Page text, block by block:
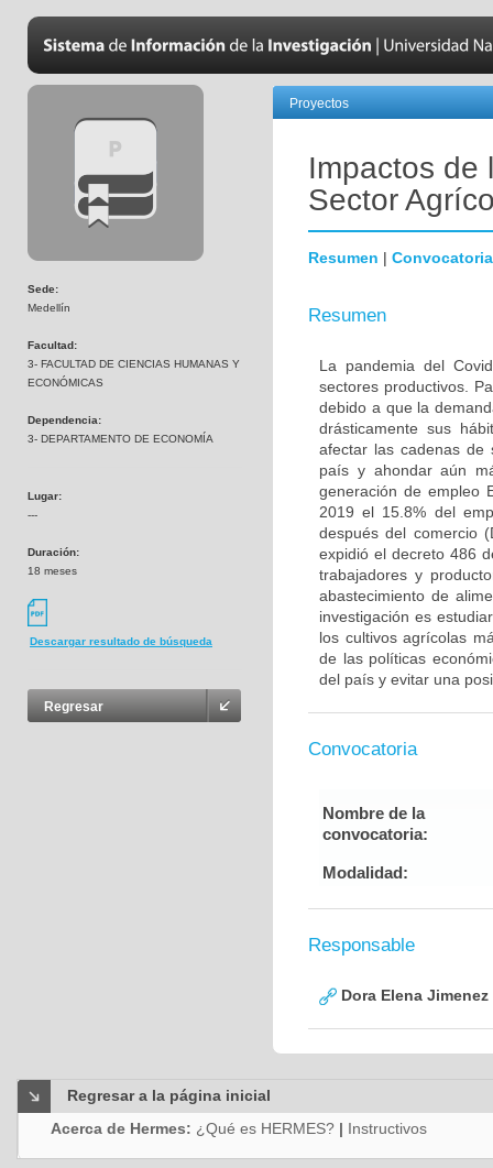
Sede:
Medellín
Facultad:
3- FACULTAD DE CIENCIAS HUMANAS Y
ECONÓMICAS
Dependencia:
3- DEPARTAMENTO DE ECONOMÍA
Lugar:
---
Duración:
18 meses
Descargar resultado de búsqueda
Regresar
Proyectos
Impactos de
Sector
Resumen | Convocatoria
Resumen
La pandemia del
sectores productivos.
debido a que la
drásticamente sus
afectar las cadenas de
país y ahondar aún
generación de empleo
2019 el 15.8% del
después del comercio
expidió el decreto 486
trabajadores y
abastecimiento de
investigación es
los cultivos agrícolas
de las políticas
del país y evitar una
Convocatoria
Nombre de la
convocatoria:
Modalidad:
Responsable
Dora Elena
Regresar a la página inicial
Acerca de Hermes: ¿Qué es HERMES? | Instructivos